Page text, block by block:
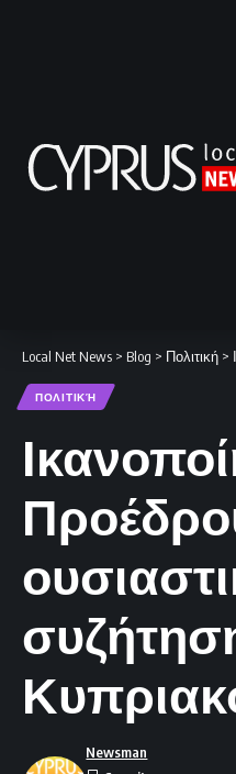
Local Net News > Blog > Πολιτική >
ΠΟΛΙΤΙΚΉ
Newsman